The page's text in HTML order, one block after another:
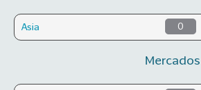
Asia 0
Mercados